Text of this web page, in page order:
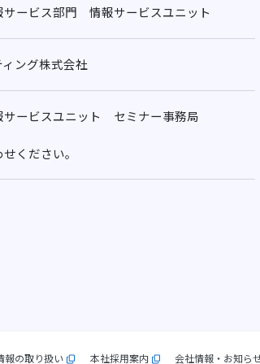
ービス部門 情報サービスユニット
ング株式会社
ービスユニット セミナー事務局
ください。
報の取り扱い 本社採用案内 会社情報・お知ら